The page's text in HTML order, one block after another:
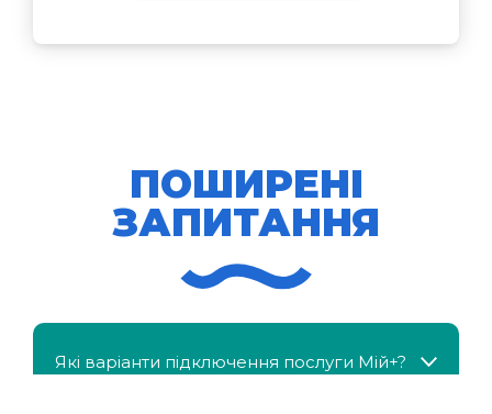
ПОШИРЕНІ
ЗАПИТАННЯ
Які варіанти підключення послуги Мій+?